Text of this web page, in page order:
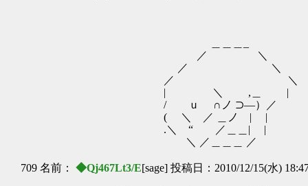
／ ＼
／ ＼
／ ＼ ……
| ＼ ,＿ |
/ ｕ ∩ノ ⊃―）／ ……ま、仕方
( ＼ ／ ＿ノ | |
.＼ “ ／＿＿| | とりあえず、
＼ ／＿＿＿ ／
709 名前： ◆Qj467Lt3/E[sage] 投稿日：2010/12/15(水)